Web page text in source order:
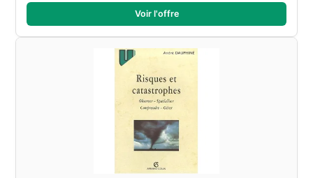
Voir l'offre